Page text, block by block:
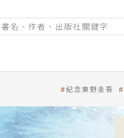
紀念東野圭吾